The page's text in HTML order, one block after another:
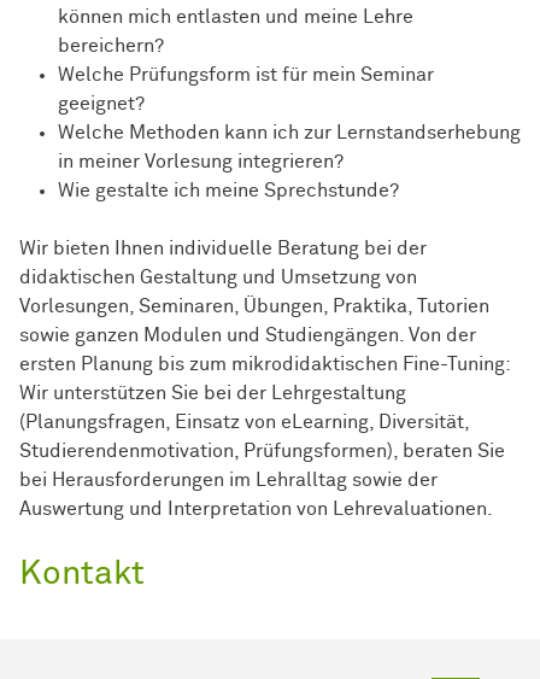
können mich entlasten und meine Lehre
bereichern?
Welche Prüfungsform ist für mein Seminar
geeignet?
Welche Methoden kann ich zur Lernstandserhebung
in meiner Vorlesung integrieren?
Wie gestalte ich meine Sprechstunde?
Wir bieten Ihnen individuelle Beratung bei der
didaktischen Gestaltung und Umsetzung von
Vorlesungen, Seminaren, Übungen, Praktika, Tutorien
sowie ganzen Modulen und Studiengängen. Von der
ersten Planung bis zum mikrodidaktischen Fine-Tuning:
Wir unterstützen Sie bei der Lehrgestaltung
(Planungsfragen, Einsatz von eLearning, Diversität,
Studierendenmotivation, Prüfungsformen), beraten Sie
bei Herausforderungen im Lehralltag sowie der
Auswertung und Interpretation von Lehrevaluationen.
Kontakt